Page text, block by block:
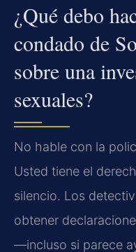
¿Qué debo
condado de
sobre una
sexuales?
No hable con la
Usted tiene el
silencio. Los
obtener
—incluso si parece